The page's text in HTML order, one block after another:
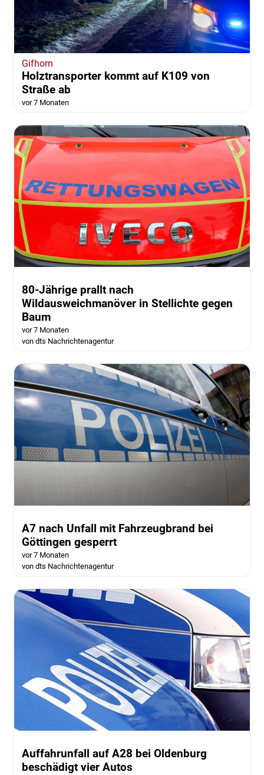
Gifhorn
Holztransporter kommt auf K109 von
Straße ab
vor 7 Monaten
80-Jährige prallt nach
Wildausweichmanöver in Stellichte gegen
Baum
vor 7 Monaten
von dts Nachrichtenagentur
A7 nach Unfall mit Fahrzeugbrand bei
Göttingen gesperrt
vor 7 Monaten
von dts Nachrichtenagentur
Auffahrunfall auf A28 bei Oldenburg
beschädigt vier Autos